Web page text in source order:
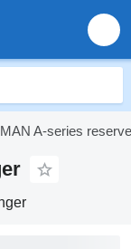
MAN A-series